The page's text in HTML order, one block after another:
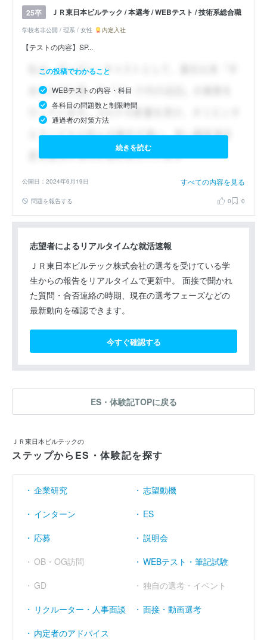
25卒 ＪＲ東日本ビルテック / 本選考 / WEBテスト / 技術系総合職
学校名非公開 / 理系 / 女性 内定入社
【テストの内容】SP...
この投稿でわかること
WEBテストの内容・科目
各科目の問題数と制限時間
通過者の対策方法
続きを読む
公開日：2024年6月19日 すべての内容を見る
問題を報告する 0 0
志望者によるリアルタイムな就活速報
ＪＲ東日本ビルテック株式会社の選考を受けている学
生からの報告をリアルタイムで更新中。 面接で聞かれ
た質問・合否連絡の時期、現在の選考フェーズなどの
最新動向を確認できます。
今すぐ確認する
ES・体験記TOPに戻る
ＪＲ東日本ビルテックの
ステップからES・体験記を探す
企業研究
志望動機
インターン
ES
応募
説明会
OB・OG訪問
WEBテスト・筆記試験
GD
独自の選考・イベント
リクルーター・人事面談
面接・動画選考
内定者のアドバイス